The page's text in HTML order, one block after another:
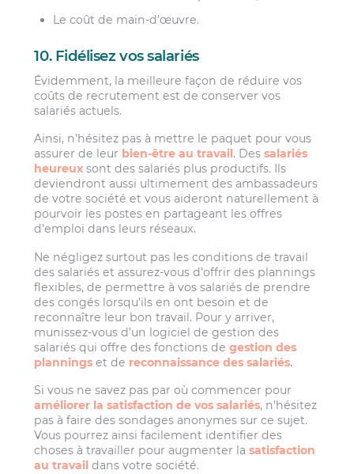
Le coût de main-d’œuvre.
10. Fidélisez vos salariés
Évidemment, la meilleure façon de réduire vos
coûts de recrutement est de conserver vos
salariés actuels.
Ainsi, n’hésitez pas à mettre le paquet pour vous
assurer de leur bien-être au travail . Dessalariés
heureux sont des salariés plus productifs. Ils
deviendront aussi ultimement des ambassadeurs
de votre société et vous aideront naturellement à
pourvoir les postes en partageant les offres
d’emploi dans leurs réseaux.
Ne négligez surtout pas les conditions de travail
des salariés et assurez-vous d’offrir des plannings
flexibles, de permettre à vos salariés de prendre
des congés lorsqu’ils en ont besoin et de
reconnaître leur bon travail. Pour y arriver,
munissez-vous d’un logiciel de gestion des
salariés qui offre des fonctions degestion des
plannings et de reconnaissance des salariés.
Si vous ne savez pas par où commencer pour
améliorer la satisfaction de vos salariés, n’hésitez
pas à faire des sondages anonymes sur ce sujet.
Vous pourrez ainsi facilement identifier des
choses à travailler pour augmenter lasatisfaction
au travail dans votre société.